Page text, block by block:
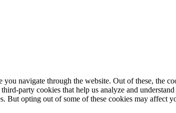
navigate through the website. Out of these, the
party cookies that help us analyze and
But opting out of some of these cookies may affect